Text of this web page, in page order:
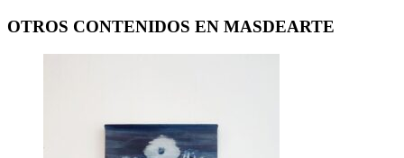
OTROS CONTENIDOS EN MASDEARTE